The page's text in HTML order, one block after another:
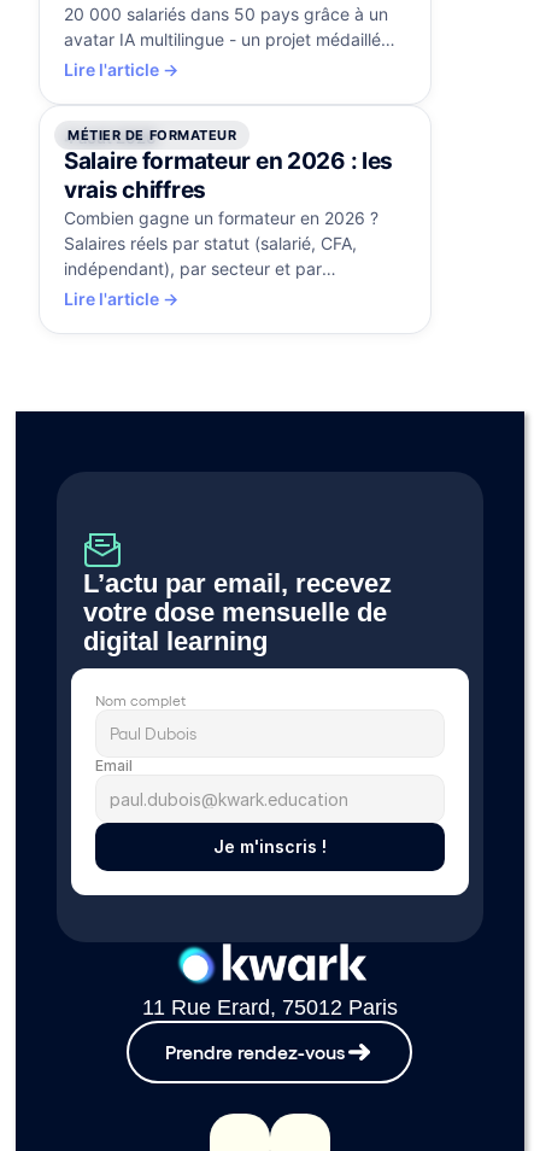
20 000 salariés dans 50 pays grâce à un
avatar IA multilingue - un projet médaillé
d'or aux Brandon Hall Awards.
Lire l'article →
MÉTIER DE FORMATEUR
4 août 2026
Salaire formateur en 2026 : les
vrais chiffres
Combien gagne un formateur en 2026 ?
Salaires réels par statut (salarié, CFA,
indépendant), par secteur et par
expérience, et les leviers pour progresser.
Lire l'article →
L’actu par email, recevez
votre dose mensuelle de
digital learning
Nom complet
Email
Je m'inscris !
11 Rue Erard, 75012 Paris
Prendre rendez-vous